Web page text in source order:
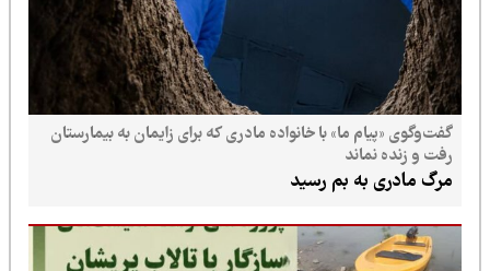
گفت‌وگوی «پیام ما» با خانواده مادری که برای زایمان به بیمارستان
رفت و زنده نماند
مرگ مادری به بم رسید